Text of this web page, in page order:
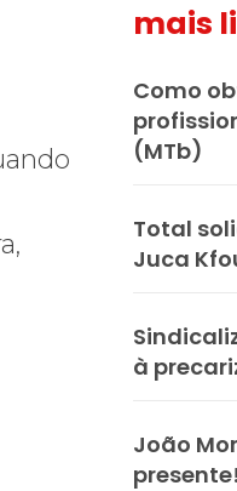
mais
Como
(MTb)
Total
Juca
à
João
presente!